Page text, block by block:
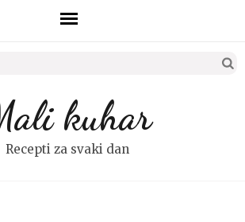
Search
kuhar
Recepti za svaki dan